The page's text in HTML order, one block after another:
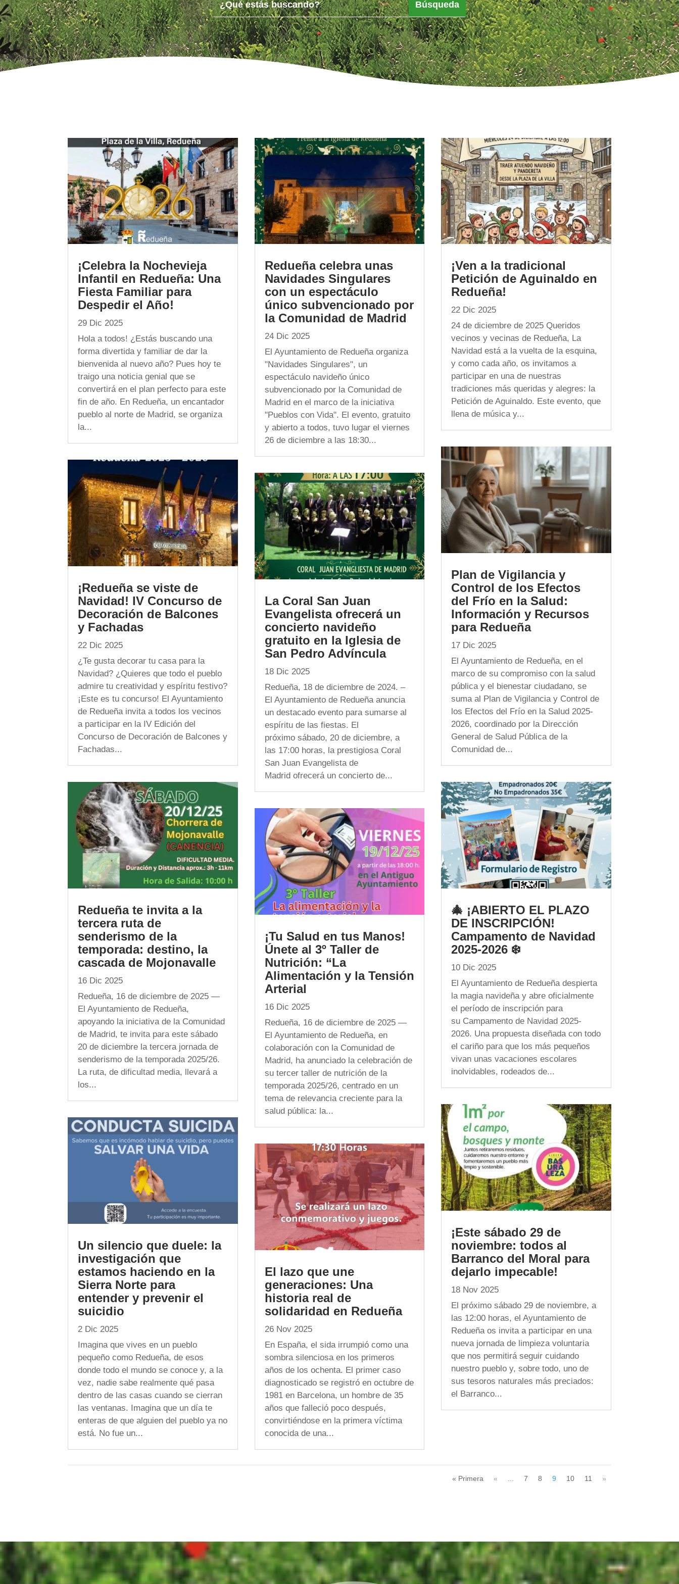
¡Celebra la Nochevieja
Infantil en Redueña: Una
Fiesta Familiar para
Despedir el Año!
29 Dic 2025
Hola a todos! ¿Estás buscando una
forma divertida y familiar de dar la
bienvenida al nuevo año? Pues hoy te
traigo una noticia genial que se
convertirá en el plan perfecto para este
fin de año. En Redueña, un encantador
pueblo al norte de Madrid, se organiza
la...
¡Redueña se viste de
Navidad! IV Concurso de
Decoración de Balcones
y Fachadas
22 Dic 2025
¿Te gusta decorar tu casa para la
Navidad? ¿Quieres que todo el pueblo
admire tu creatividad y espíritu festivo?
¡Este es tu concurso! El Ayuntamiento
de Redueña invita a todos los vecinos
a participar en la IV Edición del
Concurso de Decoración de Balcones y
Fachadas...
Redueña te invita a la
tercera ruta de
senderismo de la
temporada: destino, la
cascada de Mojonavalle
16 Dic 2025
Redueña, 16 de diciembre de 2025 —
El Ayuntamiento de Redueña,
apoyando la iniciativa de la Comunidad
de Madrid, te invita para este sábado
20 de diciembre la tercera jornada de
senderismo de la temporada 2025/26.
La ruta, de dificultad media, llevará a
los...
Un silencio que duele: la
investigación que
estamos haciendo en la
Sierra Norte para
entender y prevenir el
suicidio
2 Dic 2025
Imagina que vives en un pueblo
pequeño como Redueña, de esos
donde todo el mundo se conoce y, a la
vez, nadie sabe realmente qué pasa
dentro de las casas cuando se cierran
las ventanas. Imagina que un día te
enteras de que alguien del pueblo ya no
está. No fue un...
Redueña celebra unas
Navidades Singulares
con un espectáculo
único subvencionado por
la Comunidad de Madrid
24 Dic 2025
El Ayuntamiento de Redueña organiza
"Navidades Singulares", un
espectáculo navideño único
subvencionado por la Comunidad de
Madrid en el marco de la iniciativa
"Pueblos con Vida". El evento, gratuito
y abierto a todos, tuvo lugar el viernes
26 de diciembre a las 18:30...
La Coral San Juan
Evangelista ofrecerá un
concierto navideño
gratuito en la Iglesia de
San Pedro Advíncula
18 Dic 2025
Redueña, 18 de diciembre de 2024. –
El Ayuntamiento de Redueña anuncia
un destacado evento para sumarse al
espíritu de las fiestas. El
próximo sábado, 20 de diciembre, a
las 17:00 horas, la prestigiosa Coral
San Juan Evangelista de
Madrid ofrecerá un concierto de...
¡Tu Salud en tus Manos!
Únete al 3º Taller de
Nutrición: “La
Alimentación y la Tensión
Arterial
16 Dic 2025
Redueña, 16 de diciembre de 2025 —
El Ayuntamiento de Redueña, en
colaboración con la Comunidad de
Madrid, ha anunciado la celebración de
su tercer taller de nutrición de la
temporada 2025/26, centrado en un
tema de relevancia creciente para la
salud pública: la...
El lazo que une
generaciones: Una
historia real de
solidaridad en Redueña
26 Nov 2025
En España, el sida irrumpió como una
sombra silenciosa en los primeros
años de los ochenta. El primer caso
diagnosticado se registró en octubre de
1981 en Barcelona, un hombre de 35
años que falleció poco después,
convirtiéndose en la primera víctima
conocida de una...
¡Ven a la tradicional
Petición de Aguinaldo en
Redueña!
22 Dic 2025
24 de diciembre de 2025 Queridos
vecinos y vecinas de Redueña, La
Navidad está a la vuelta de la esquina,
y como cada año, os invitamos a
participar en una de nuestras
tradiciones más queridas y alegres: la
Petición de Aguinaldo. Este evento, que
llena de música y...
Plan de Vigilancia y
Control de los Efectos
del Frío en la Salud:
Información y Recursos
para Redueña
17 Dic 2025
El Ayuntamiento de Redueña, en el
marco de su compromiso con la salud
pública y el bienestar ciudadano, se
suma al Plan de Vigilancia y Control de
los Efectos del Frío en la Salud 2025-
2026, coordinado por la Dirección
General de Salud Pública de la
Comunidad de...
🎄 ¡ABIERTO EL PLAZO
DE INSCRIPCIÓN!
Campamento de Navidad
2025-2026 ❄️
10 Dic 2025
El Ayuntamiento de Redueña despierta
la magia navideña y abre oficialmente
el período de inscripción para
su Campamento de Navidad 2025-
2026. Una propuesta diseñada con todo
el cariño para que los más pequeños
vivan unas vacaciones escolares
inolvidables, rodeados de...
¡Este sábado 29 de
noviembre: todos al
Barranco del Moral para
dejarlo impecable!
18 Nov 2025
El próximo sábado 29 de noviembre, a
las 12:00 horas, el Ayuntamiento de
Redueña os invita a participar en una
nueva jornada de limpieza voluntaria
que nos permitirá seguir cuidando
nuestro pueblo y, sobre todo, uno de
sus tesoros naturales más preciados:
el Barranco...
« Primera « 7 8 9 10 11 »